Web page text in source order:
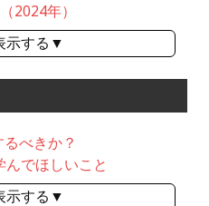
2024年）
示する▼
べきか？
んでほしいこと
示する▼